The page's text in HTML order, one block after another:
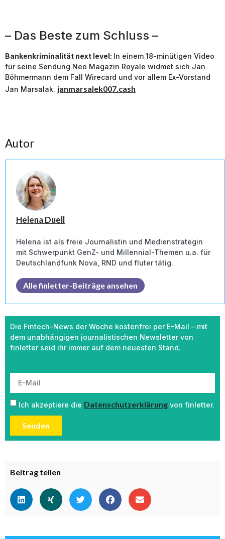
Die Fintech-News der Woche kostenfrei per E-Mail – mit
dem unabhängigen journalistischen Newsletter von
finletter seid ihr immer auf dem neuesten Stand.
Ich akzeptiere die Datenschutzerklärung von finletter.
Senden
Beitrag teilen
– Das Beste zum Schluss –
Bankenkriminalität next level: In einem 18-minütigen Video
für seine Sendung Neo Magazin Royale widmet sich Jan
Böhmermann dem Fall Wirecard und vor allem Ex-Vorstand
Jan Marsalak. janmarsalek007.cash
Autor
Helena Duell
Helena ist als freie Journalistin und Medienstrategin
mit Schwerpunkt GenZ- und Millennial-Themen u.a. für
Deutschlandfunk Nova, RND und fluter tätig.
Alle finletter-Beiträge ansehen